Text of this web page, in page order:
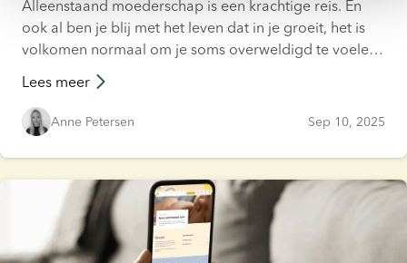
Alleenstaand moederschap is een krachtige reis. En
ook al ben je blij met het leven dat in je groeit, het is
volkomen normaal om je soms overweldigd te voelen.
Deze blog focust op manieren om met kwetsbare
momenten om te gaan.
Lees meer
Anne Petersen Sep 10, 2025